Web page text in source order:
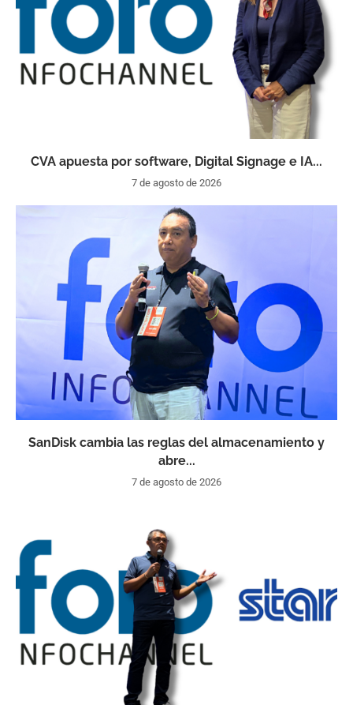
CVA apuesta por software, Digital Signage e IA...
7 de agosto de 2026
SanDisk cambia las reglas del almacenamiento y
abre...
7 de agosto de 2026